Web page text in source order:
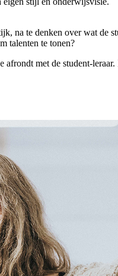
na te denken over wat de
talenten te tonen?
met de student-leraar.